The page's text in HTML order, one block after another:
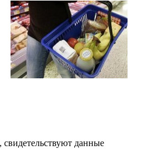
свидетельствуют данные